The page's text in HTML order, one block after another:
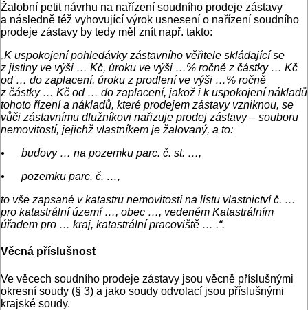
Žalobní petit návrhu na nařízení soudního prodeje zástavy
a následně též vyhovující výrok usnesení o nařízení soudního
prodeje zástavy by tedy měl znít např. takto:
„K uspokojení pohledávky zástavního věřitele skládající se
z jistiny ve výši … Kč, úroku ve výši …% ročně z částky … Kč
od … do zaplacení, úroku z prodlení ve výši …% ročně
z částky … Kč od … do zaplacení, jakož i k uspokojení nákladů
tohoto řízení a nákladů, které prodejem zástavy vzniknou, se
vůči zástavnímu dlužníkovi nařizuje prodej zástavy – souboru
nemovitostí, jejichž vlastníkem je žalovaný, a to:
• budovy … na pozemku parc. č. st. …,
• pozemku parc. č. …,
to vše zapsané v katastru nemovitostí na listu vlastnictví č. …
pro katastrální území …, obec …, vedeném Katastrálním
úřadem pro … kraj, katastrální pracoviště … .“.
Věcná příslušnost
Ve věcech soudního prodeje zástavy jsou věcně příslušnými
okresní soudy (§ 3) a jako soudy odvolací jsou příslušnými
krajské soudy.